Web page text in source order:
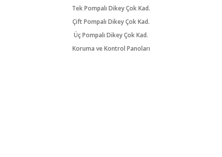
Tek Pompalı Dikey Çok Kad.
Çift Pompalı Dikey Çok Kad.
Üç Pompalı Dikey Çok Kad.
Koruma ve Kontrol Panoları